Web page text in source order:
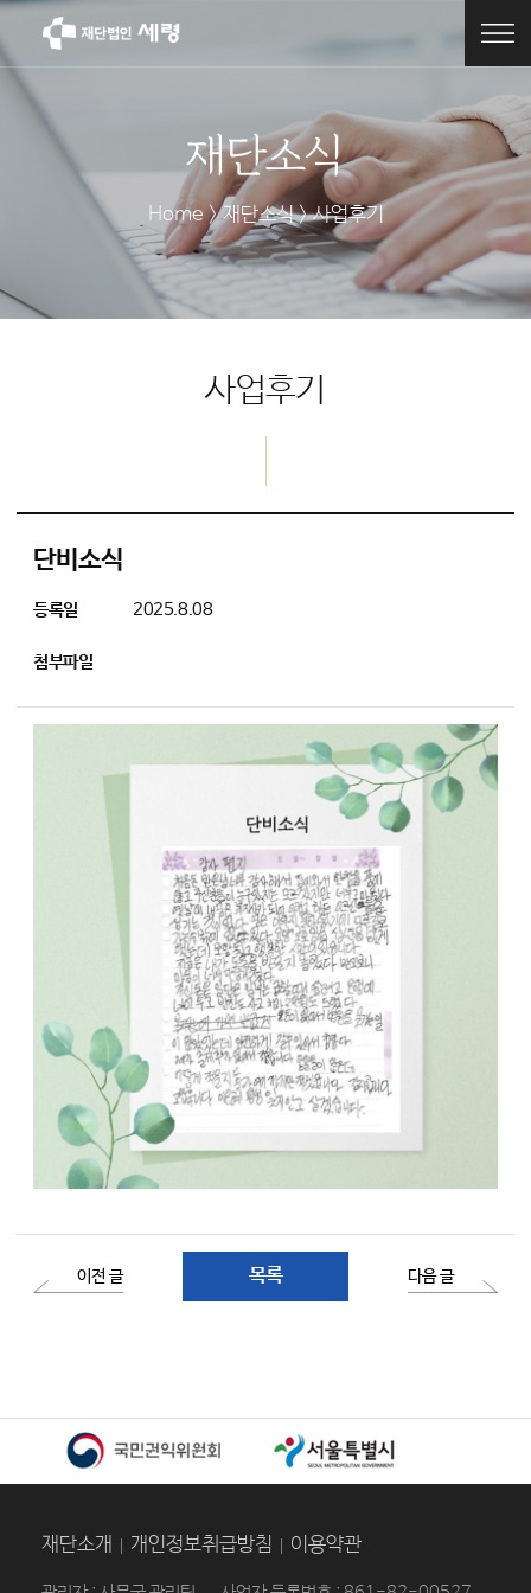
재단소식
Home > 재단소식 > 사업후기
사업후기
단비소식
등록일 2025.8.08
첨부파일
이전 글 목록 다음 글
재단소개 개인정보취급방침 이용약관